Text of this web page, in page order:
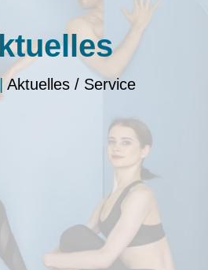
Aktuelles / Service